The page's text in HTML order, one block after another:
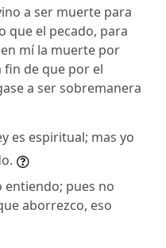
a ser muerte para
que el pecado, para
mí la muerte por
fin de que por el
a ser sobremanera
es espiritual; mas yo
entiendo; pues no
aborrezco, eso